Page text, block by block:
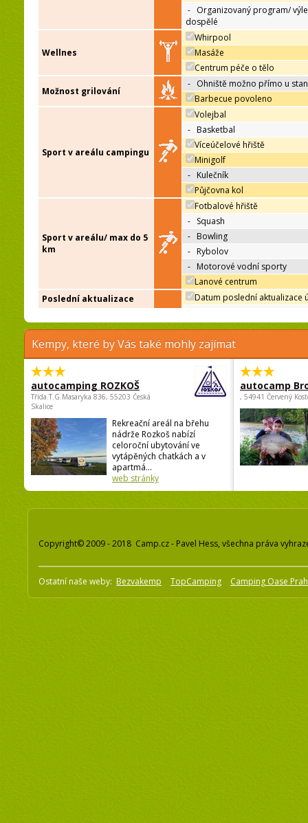
- Organizovaný program/
dospělé
Wellnes
Whirpool
Masáže
Centrum péče o tělo
Možnost grilování
- Ohniště možno přímo u
Barbecue povoleno
Sport v areálu campingu
Volejbal
- Basketbal
Víceúčelové hřiště
Minigolf
- Kulečník
Půjčovna kol
Sport v areálu/ max do 5
km
Fotbalové hřiště
- Squash
- Bowling
- Rybolov
- Motorové vodní sporty
Lanové centrum
Poslední aktualizace
Datum poslední aktualizace
Kempy, které by Vás také mohly zajímat
autocamping ROZKOŠ
Třída.T.G.Masaryka 836, 55203 Česká
Skalice
Rekreační areál na břehu
nádrže Rozkoš nabízí
celoroční ubytování ve
vytápěných chatkách a v
apartmá...
web stránky
autocamp
, 54941 Červený
Copyright© 2009 - 2018 Camp.cz - Pavel Hess, všechna práva
Ostatní naše weby: Bezvakemp TopCamping Camping Oase